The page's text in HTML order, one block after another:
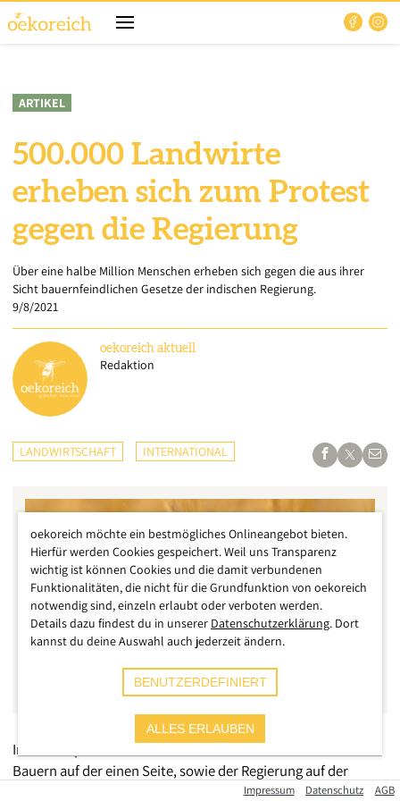
ARTIKEL
500.000 Landwirte
erheben sich zum Protest
gegen die Regierung
Über eine halbe Million Menschen erheben sich gegen die aus ihrer
Sicht bauernfeindlichen Gesetze der indischen Regierung.
9/8/2021
oekoreich aktuell
Redaktion
LANDWIRTSCHAFT INTERNATIONAL
In Indien spitzt sich der Konflikt zwischen Bäuerinnen und
Bauern auf der einen Seite, sowie der Regierung auf der
anderen Seite immer mehr zu. Zuletzt kam es im
Impressum Datenschutz AGB
oekoreich möchte ein bestmögliches Onlineangebot bieten.
Hierfür werden Cookies gespeichert. Weil uns Transparenz
wichtig ist können Cookies und die damit verbundenen
Funktionalitäten, die nicht für die Grundfunktion von oekoreich
notwendig sind, einzeln erlaubt oder verboten werden.
Details dazu findest du in unserer Datenschutzerklärung. Dort
kannst du deine Auswahl auch jederzeit ändern.
BENUTZERDEFINIERT
ALLES ERLAUBEN